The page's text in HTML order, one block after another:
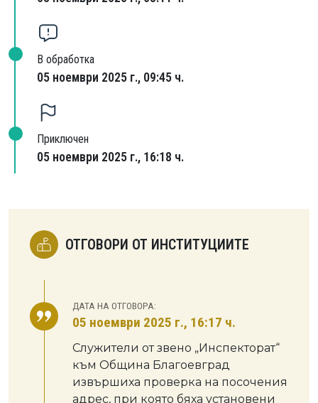
В обработка
05 ноември 2025 г., 09:45 ч.
Приключен
05 ноември 2025 г., 16:18 ч.
ОТГОВОРИ ОТ ИНСТИТУЦИИТЕ
ДАТА НА ОТГОВОРА:
05 ноември 2025 г., 16:17 ч.
Служители от звено „Инспекторат“
към Община Благоевград
извършиха проверка на посочения
адрес, при която бяха установени